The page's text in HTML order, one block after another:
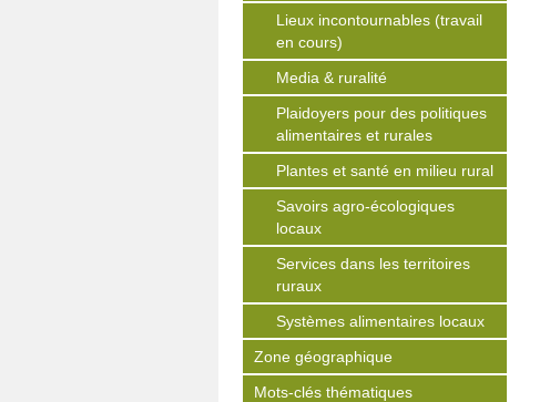
Lieux incontournables (travail
en cours)
Media & ruralité
Plaidoyers pour des politiques
alimentaires et rurales
Plantes et santé en milieu rural
Savoirs agro-écologiques
locaux
Services dans les territoires
ruraux
Systèmes alimentaires locaux
Zone géographique
Mots-clés thématiques